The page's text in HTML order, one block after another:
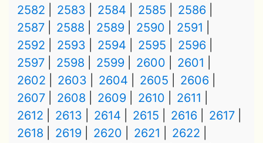
2582
2583 2584 2585
2586
2587
2588 2589 2590
2591
2592
2593 2594 2595
2596
2597
2598 2599 2600
2601
2602
2603 2604 2605
2606
2607
2608 2609 2610
2611
2612
2613 2614 2615 2616
2617
2618
2619 2620 2621
2622